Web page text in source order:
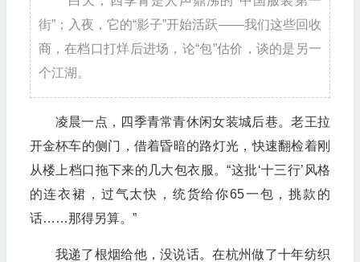
街”；入夜，它的“影子”开始活跃——我们这些回收
商，在档口打烊后进场，论“包”估价，谈的是另一
个江湖。
凌晨一点，四季青常青休闲女装城后巷。老王拉
开金杯车的侧门，借着昏暗的路灯光，快速翻检着刚
从楼上档口拖下来的几大包衣服。“这批‘十三行’风格
的连衣裙，过气太快，统货给你65一包，挑款的
话……那得另算。”
我递了根烟给他，没说话。在杭州做了十年纺织